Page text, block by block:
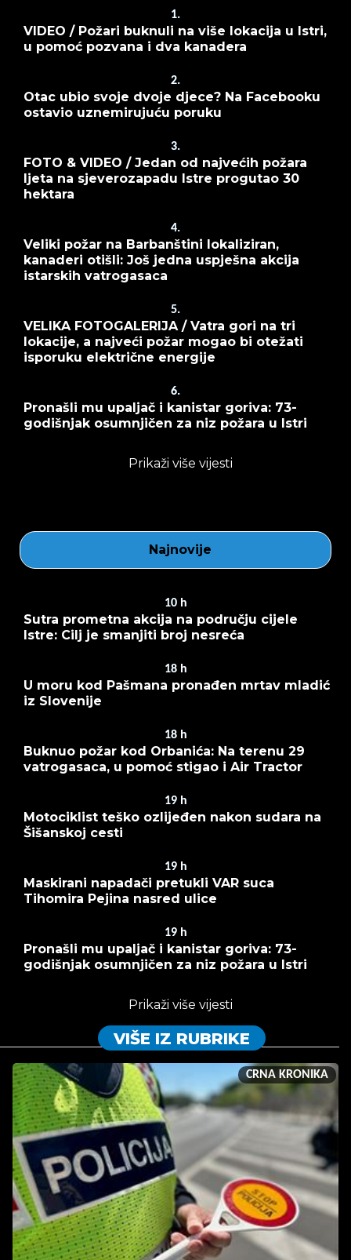
1.
VIDEO / Požari buknuli na više lokacija u Istri,
u pomoć pozvana i dva kanadera
2.
Otac ubio svoje dvoje djece? Na Facebooku
ostavio uznemirujuću poruku
3.
FOTO & VIDEO / Jedan od najvećih požara
ljeta na sjeverozapadu Istre progutao 30
hektara
4.
Veliki požar na Barbanštini lokaliziran,
kanaderi otišli: Još jedna uspješna akcija
istarskih vatrogasaca
5.
VELIKA FOTOGALERIJA / Vatra gori na tri
lokacije, a najveći požar mogao bi otežati
isporuku električne energije
6.
Pronašli mu upaljač i kanistar goriva: 73-
godišnjak osumnjičen za niz požara u Istri
Prikaži više vijesti
Najnovije
10 h
Sutra prometna akcija na području cijele
Istre: Cilj je smanjiti broj nesreća
18 h
U moru kod Pašmana pronađen mrtav mladić
iz Slovenije
18 h
Buknuo požar kod Orbanića: Na terenu 29
vatrogasaca, u pomoć stigao i Air Tractor
19 h
Motociklist teško ozlijeđen nakon sudara na
Šišanskoj cesti
19 h
Maskirani napadači pretukli VAR suca
Tihomira Pejina nasred ulice
19 h
Pronašli mu upaljač i kanistar goriva: 73-
godišnjak osumnjičen za niz požara u Istri
Prikaži više vijesti
VIŠE IZ RUBRIKE
CRNA KRONIKA